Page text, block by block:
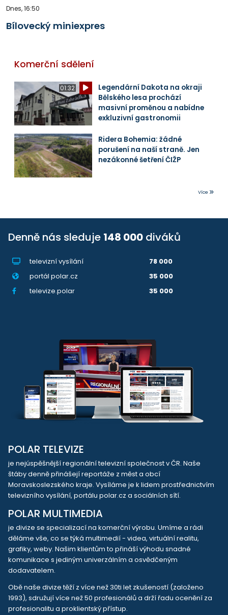
Dnes, 16:50
Bílovecký miniexpres
Komerční sdělení
01:32
Legendární Dakota na okraji
Bělského lesa prochází
masivní proměnou a nabídne
exkluzivní gastronomii
Ridera Bohemia: žádné
porušení na naší straně. Jen
nezákonné šetření ČIŽP
Více
Denně nás sleduje 148 000 diváků
televizní vysílání
78 000
portál polar.cz
35 000
televize.polar
35 000
POLAR TELEVIZE
je nejúspěšnější regionální televizní společnost v ČR. Naše
štáby denně přinášejí reportáže z měst a obcí
Moravskoslezského kraje. Vysíláme je k lidem prostřednictvím
televizního vysílání, portálu polar.cz a sociálních sítí.
POLAR MULTIMEDIA
je divize se specializací na komerční výrobu. Umíme a rádi
děláme vše, co se týká multimedií - videa, virtuální realitu,
grafiky, weby. Našim klientům to přináší výhodu snadné
komunikace s jediným univerzálním a osvědčeným
dodavatelem.
Obě naše divize těží z více než 30ti let zkušeností (založeno
1993), sdružují více než 50 profesionálů a drží řadu ocenění za
profesionalitu a proklientský přístup.